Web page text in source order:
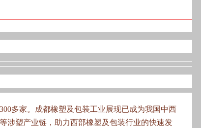
多家。成都橡塑及包装工业展现已成为我国中西
等涉塑产业链，助力西部橡塑及包装行业的快速发